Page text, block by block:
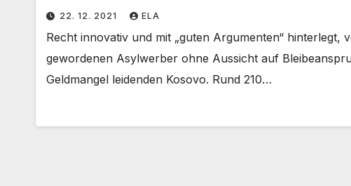
22. 12. 2021 ELA
Recht innovativ und mit „guten Argumenten“
gewordenen Asylwerber ohne Aussicht auf
Geldmangel leidenden Kosovo. Rund 210…